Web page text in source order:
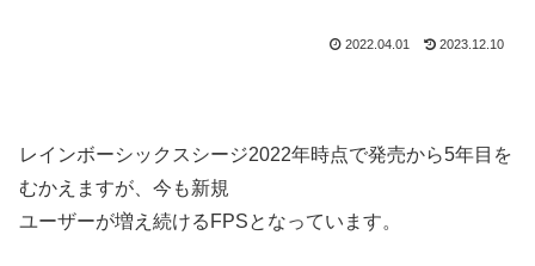
2022.04.01 2023.12.10
レインボーシックスシージ2022年時点で発売から5年目を
むかえますが、今も新規
ユーザーが増え続けるFPSとなっています。